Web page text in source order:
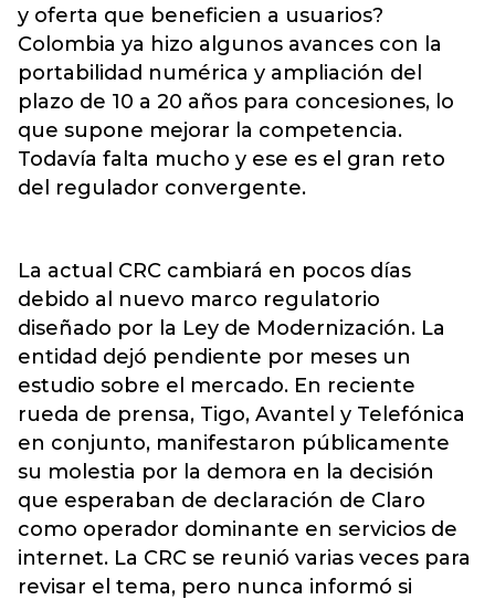
y oferta que beneficien a usuarios?
Colombia ya hizo algunos avances con la
portabilidad numérica y ampliación del
plazo de 10 a 20 años para concesiones, lo
que supone mejorar la competencia.
Todavía falta mucho y ese es el gran reto
del regulador convergente.
La actual CRC cambiará en pocos días
debido al nuevo marco regulatorio
diseñado por la Ley de Modernización. La
entidad dejó pendiente por meses un
estudio sobre el mercado. En reciente
rueda de prensa, Tigo, Avantel y Telefónica
en conjunto, manifestaron públicamente
su molestia por la demora en la decisión
que esperaban de declaración de Claro
como operador dominante en servicios de
internet. La CRC se reunió varias veces para
revisar el tema, pero nunca informó si